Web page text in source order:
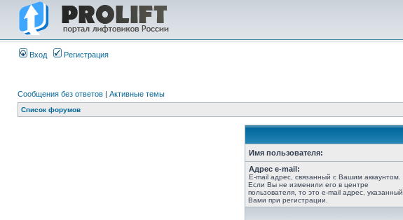
Вход Регистрация
Сообщения без ответов | Активные темы
Список форумов
Имя пользователя:
Адрес e-mail:
E-mail адрес, связанный с Вашим аккаунтом.
Если Вы не изменили его в центре
пользователя, то это e-mail адрес, указанный
Вами при регистрации.